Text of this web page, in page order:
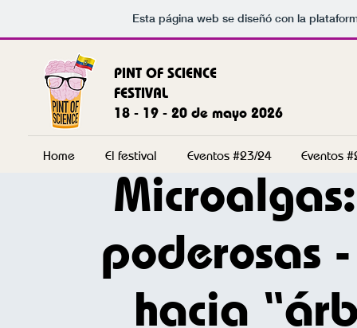
Esta página web se diseñó con la
PINT OF SCIENCE
FESTIVAL
18 - 19 - 20 de mayo 2026
Home El festival Eventos #23/24 Eventos
poderosas
hacia